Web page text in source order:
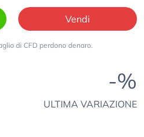
Vendi
di CFD perdono denaro.
-%
ULTIMA VARIAZIONE